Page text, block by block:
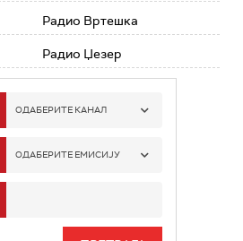
Радио Вртешка
Радио Џезер
ОДАБЕРИТЕ КАНАЛ
РАДИО БЕОГРАД 1
РАДИО БЕОГРАД 3
ОДАБЕРИТЕ ЕМИСИЈУ